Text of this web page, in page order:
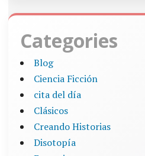
Categories
Blog
Ciencia Ficción
cita del día
Clásicos
Creando Historias
Disotopía